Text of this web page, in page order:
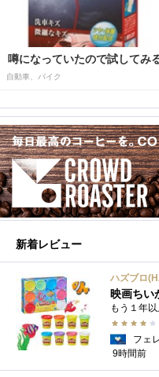
噂になっていたので試してみ
自動車、バイク
新着レビュー
フェ
9時間前